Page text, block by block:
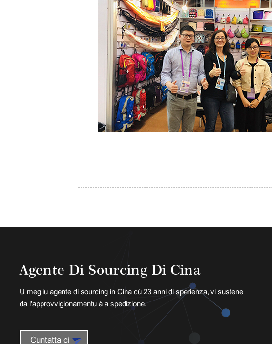
Agente Di Sourcing Di Cina
U megliu agente di sourcing in Cina cù 23 anni di sperienza, vi sustene
da l'approvvigionamentu à a spedizione.
Cuntatta ci